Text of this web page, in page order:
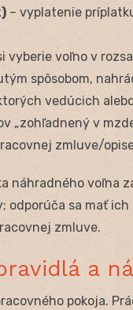
– vyplatenie
vyberie voľno v
spôsobom,
vedúcich
„zohľadnený v
zmluve/
náhradného voľna
odporúča sa mať
zmluve.
a
pokoja.